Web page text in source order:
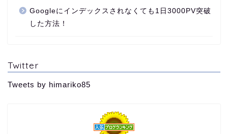
Googleにインデックスされなくても1日3000PV突破
した方法！
Twitter
Tweets by himariko85